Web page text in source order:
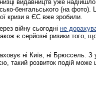
видавництв уже
бенгальського (на
кризи в ЄС вже зробили.
війну сьогодні не
є серйозні ризики того,
ні Київ, ні Брюссель. З
такий розвиток подій